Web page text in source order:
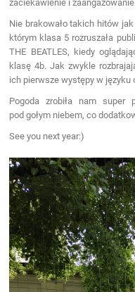
zaciekawienie i zaangażowanie.
Nie brakowało takich hitów jak
którym klasa 5 rozruszała
THE BEATLES, kiedy
klasę 4b. Jak zwykle
ich pierwsze występy w języku
Pogoda zrobiła nam super
pod gołym niebem, co
See you next year:)